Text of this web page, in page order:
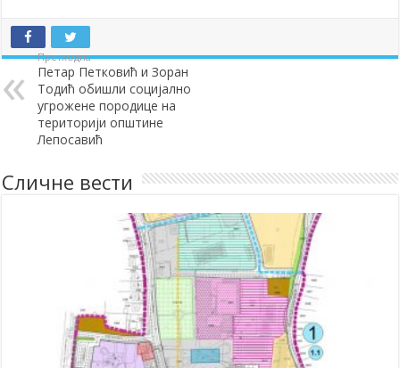
Претходна
Петар Петковић и Зоран
Тодић обишли социјално
угрожене породице на
територији општине
Лепосавић
Сличне вести